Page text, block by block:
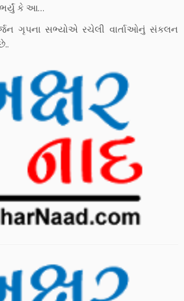
કે આ…
ગૃપના સભ્યોએ રચેલી વાર્તાઓનું સંકલન